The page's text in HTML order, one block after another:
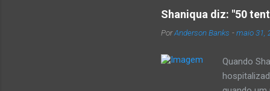
rica
Cultura
Shaniqua diz: "50
PorAnderson Banks -maio 31,
Quando